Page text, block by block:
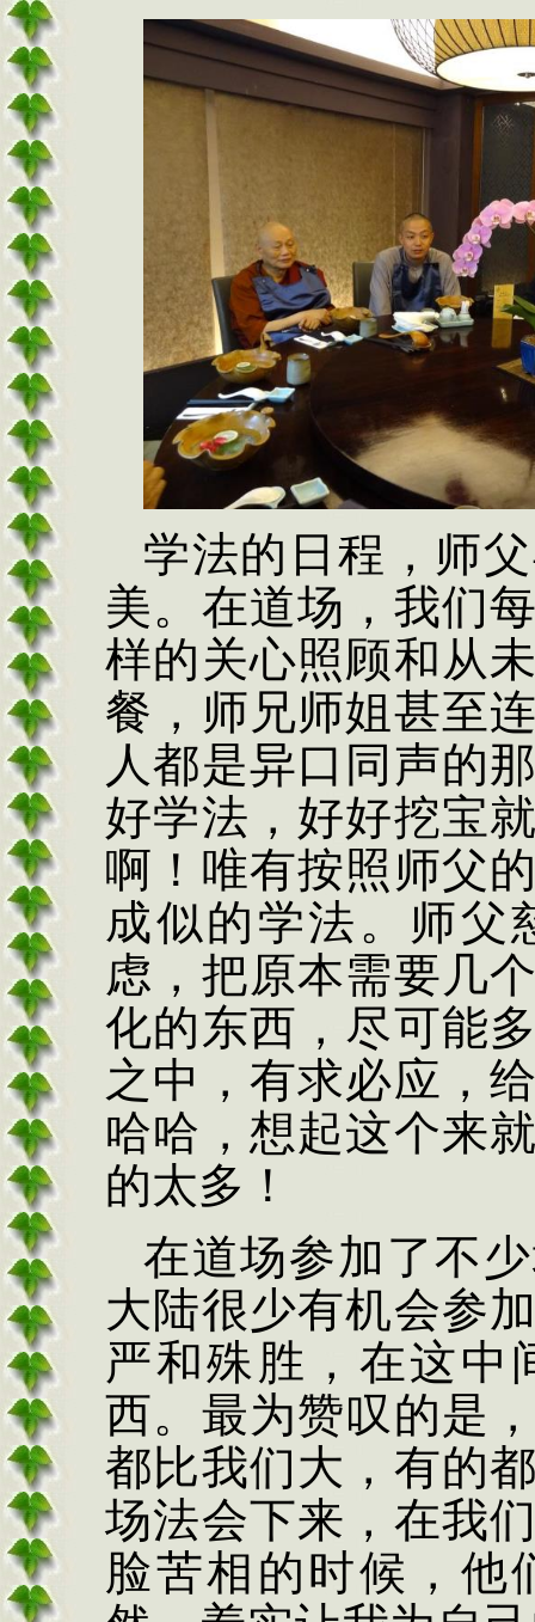
学法的日程，师
美。在道场，我们
样的关心照顾和从
餐，师兄师姐甚至
人都是异口同声的
好学法，好好挖宝
啊！唯有按照师父
成似的学法。师父
虑，把原本需要几
化的东西，尽可能
之中，有求必应，
哈哈，想起这个来
的太多！
在道场参加了不
大陆很少有机会参
严和殊胜，在这中
西。最为赞叹的是
都比我们大，有的
场法会下来，在我
脸苦相的时候，他